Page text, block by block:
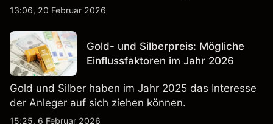
Währungen.
13:06, 20 Februar 2026
Gold- und Silberpreis: Mögliche
Einflussfaktoren im Jahr 2026
Gold und Silber haben im Jahr 2025 das Interesse
der Anleger auf sich ziehen können.
15:25, 6 Februar 2026